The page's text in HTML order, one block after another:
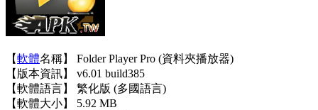
【軟體名稱】 Folder Player Pro (資料夾播放器)
【版本資訊】 v6.01 build385
【軟體語言】 繁化版 (多國語言)
【軟體大小】 5.92 MB